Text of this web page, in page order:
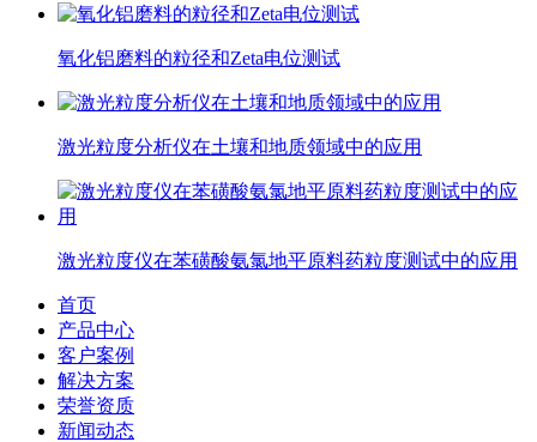
氧化铝磨料的粒径和Zeta电位测试
激光粒度分析仪在土壤和地质领域中的应用
激光粒度仪在苯磺酸氨氯地平原料药粒度测试中的应用
首页
产品中心
客户案例
解决方案
荣誉资质
新闻动态